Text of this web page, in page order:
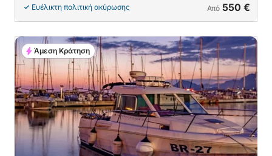
Ευέλικτη πολιτική ακύρωσης Από 550 €
Άμεση Κράτηση